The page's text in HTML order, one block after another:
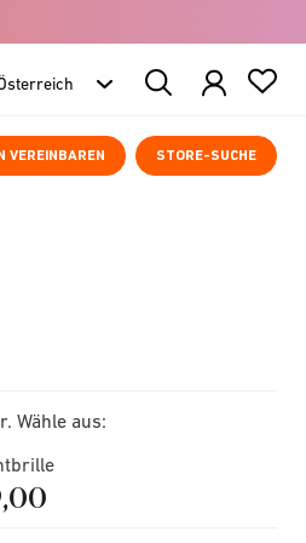
Search
Products
VEREINBAREN STORE-SUCHE
Wähle aus: